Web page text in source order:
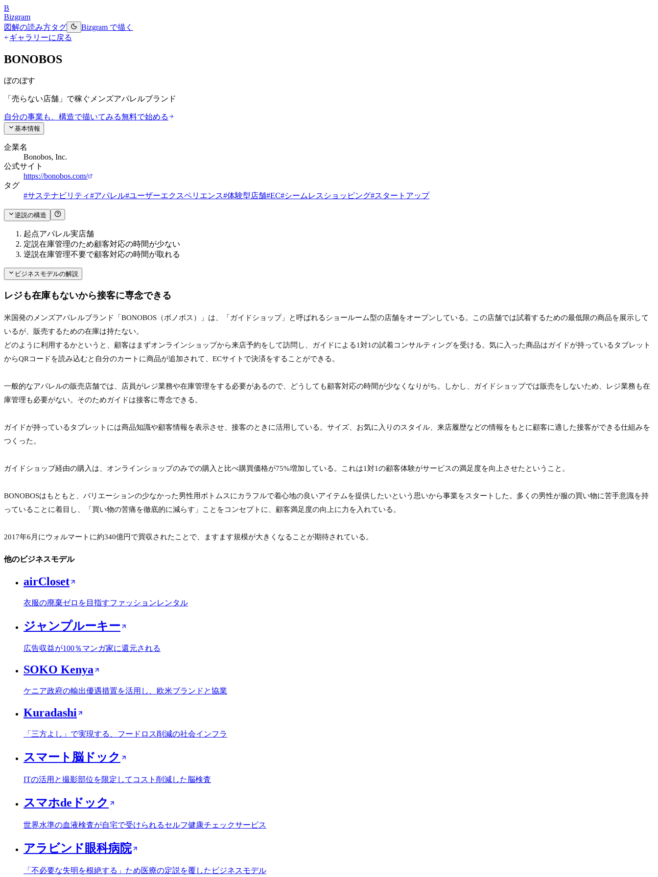
B
Bizgram
図解の読み方タグ
Bizgram で描く
ギャラリーに戻る
BONOBOS
ぼのぼす
「売らない店舗」で稼ぐメンズアパレルブランド
自分の事業も、構造で描いてみる無料で始める
基本情報
企業名
Bonobos, Inc.
公式サイト
https://bonobos.com/
タグ
#サステナビリティ#アパレル#ユーザーエクスペリエンス#体験型店舗#EC#シームレスショッピング#スタートアップ
逆説の構造
起点アパレル実店舗
定説在庫管理のため顧客対応の時間が少ない
逆説在庫管理不要で顧客対応の時間が取れる
ビジネスモデルの解説
レジも在庫もないから接客に専念できる
米国発のメンズアパレルブランド「BONOBOS（ボノボス）」は、「ガイドショップ」と呼ばれるショールーム型の店舗をオープンしている。この店舗では試着するための最低限の商品を展示して
いるが、販売するための在庫は持たない。
どのように利用するかというと、顧客はまずオンラインショップから来店予約をして訪問し、ガイドによる1対1の試着コンサルティングを受ける。気に入った商品はガイドが持っているタブレット
からQRコードを読み込むと自分のカートに商品が追加されて、ECサイトで決済をすることができる。
一般的なアパレルの販売店舗では、店員がレジ業務や在庫管理をする必要があるので、どうしても顧客対応の時間が少なくなりがち。しかし、ガイドショップでは販売をしないため、レジ業務も在
庫管理も必要がない。そのためガイドは接客に専念できる。
ガイドが持っているタブレットには商品知識や顧客情報を表示させ、接客のときに活用している。サイズ、お気に入りのスタイル、来店履歴などの情報をもとに顧客に適した接客ができる仕組みを
つくった。
ガイドショップ経由の購入は、オンラインショップのみでの購入と比べ購買価格が75%増加している。これは1対1の顧客体験がサービスの満足度を向上させたということ。
BONOBOSはもともと、バリエーションの少なかった男性用ボトムスにカラフルで着心地の良いアイテムを提供したいという思いから事業をスタートした。多くの男性が服の買い物に苦手意識を持
っていることに着目し、「買い物の苦痛を徹底的に減らす」ことをコンセプトに、顧客満足度の向上に力を入れている。
2017年6月にウォルマートに約340億円で買収されたことで、ますます規模が大きくなることが期待されている。
他のビジネスモデル
airCloset
衣服の廃棄ゼロを目指すファッションレンタル
ジャンプルーキー
広告収益が100％マンガ家に還元される
SOKO Kenya
ケニア政府の輸出優遇措置を活用し、欧米ブランドと協業
Kuradashi
「三方よし」で実現する、フードロス削減の社会インフラ
スマート脳ドック
ITの活用と撮影部位を限定してコスト削減した脳検査
スマホdeドック
世界水準の血液検査が自宅で受けられるセルフ健康チェックサービス
アラビンド眼科病院
「不必要な失明を根絶する」ため医療の定説を覆したビジネスモデル